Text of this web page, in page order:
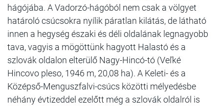
hágójába. A Vadorzó-hágóból nem csak a völgyet
határoló csúcsokra nyílik páratlan kilátás, de látható
innen a hegység északi és déli oldalának legnagyobb
tava, vagyis a mögöttünk hagyott Halastó és a
szlovák oldalon elterülő Nagy-Hincó-tó (Veľké
Hincovo pleso, 1946 m, 20,08 ha). A Keleti- és a
Középső-Menguszfalvi-csúcs közötti mélyedésbe
néhány évtizeddel ezelőtt még a szlovák oldalról is